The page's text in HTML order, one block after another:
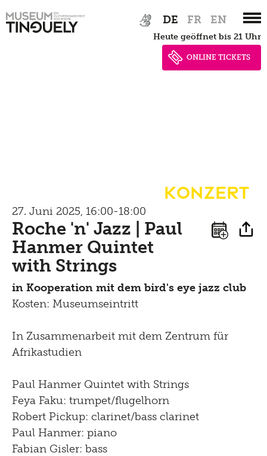
Hauptnavigation
to
DE FR EN
heute geöffnet bis 21 Uhr
ONLINE TICKETS
Vermittlung,
Führungen,
Projekte
Sommerferien Workshop
Parcours Rundgänge
Tinguely on the Road
Bibliothek Dokumentation
Restaurierung
Schauatelier
Konferenz
Tinguely100
Multimediaguide
Tinguely@Home
Radio Tinguely
Machine Builder
Presse
Pressematerial
Inklusiv
Hören
Gehen
Lernen
Kultur Inklusiv
Impressum
Datenschutz
Bistro
Menu
Picknick
Brunch
Shop
Konzert
27. Juni 2025, 16:00-18:00
Roche 'n' Jazz | Paul
Hanmer Quintet
with Strings
in Kooperation mit dem bird's eye jazz club
Kosten: Museumseintritt
In Zusammenarbeit mit dem Zentrum für
Afrikastudien
Paul Hanmer Quintet with Strings
Feya Faku: trumpet/flugelhorn
Robert Pickup: clarinet/bass clarinet
Paul Hanmer: piano
Fabian Gisler: bass